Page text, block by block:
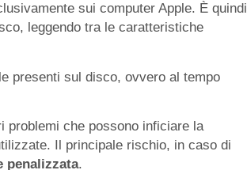
sui computer Apple. È quindi
leggendo tra le caratteristiche
presenti sul disco, ovvero al tempo
problemi che possono inficiare la
Il principale rischio, in caso di
penalizzata.